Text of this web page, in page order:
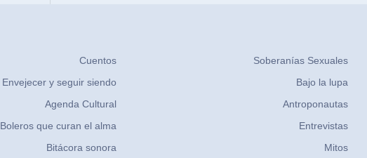
Cuentos
Envejecer y seguir siendo
Agenda Cultural
Boleros que curan el alma
Bitácora sonora
Soberanías Sexuales
Bajo la lupa
Antroponautas
Entrevistas
Mitos